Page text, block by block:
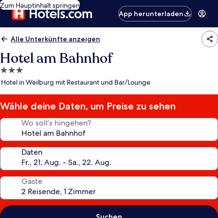
Zum Hauptinhalt springen
App herunterladen
Alle Unterkünfte anzeigen
Hotel am Bahnhof
3.0-
Sterne-
Hotel in Weilburg mit Restaurant und Bar/Lounge
Wähle deine Daten, um Preise zu sehen
Wo soll’s hingehen?
Daten
Gäste